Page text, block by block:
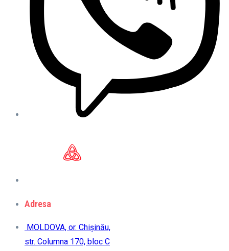
Adresa
MOLDOVA, or. Chișinău,
str. Columna 170, bloc C